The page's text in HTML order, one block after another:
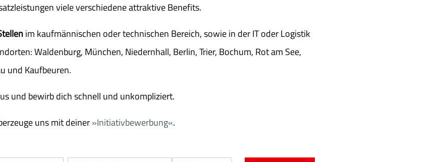
viele verschiedene attraktive Benefits.
im kaufmännischen oder technischen Bereich, sowie in der IT oder Logistik
Waldenburg, München, Niedernhall, Berlin, Trier, Bochum, Rot am See,
und Kaufbeuren.
und bewirb dich schnell und unkompliziert.
uns mit deiner Initiativbewerbung .